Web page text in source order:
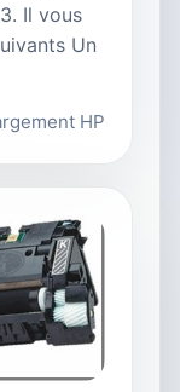
Il vous
Un
HP